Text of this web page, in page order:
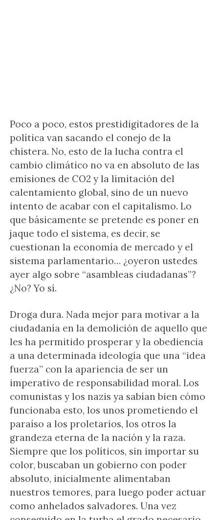
Poco a poco, estos prestidigitadores de la
política van sacando el conejo de la
chistera. No, esto de la lucha contra el
cambio climático no va en absoluto de las
emisiones de CO2 y la limitación del
calentamiento global, sino de un nuevo
intento de acabar con el capitalismo. Lo
que básicamente se pretende es poner en
jaque todo el sistema, es decir, se
cuestionan la economía de mercado y el
sistema parlamentario… ¿oyeron ustedes
ayer algo sobre “asambleas ciudadanas”?
¿No? Yo sí.
Droga dura. Nada mejor para motivar a la
ciudadanía en la demolición de aquello que
les ha permitido prosperar y la obediencia
a una determinada ideología que una “idea
fuerza” con la apariencia de ser un
imperativo de responsabilidad moral. Los
comunistas y los nazis ya sabían bien cómo
funcionaba esto, los unos prometiendo el
paraíso a los proletarios, los otros la
grandeza eterna de la nación y la raza.
Siempre que los políticos, sin importar su
color, buscaban un gobierno con poder
absoluto, inicialmente alimentaban
nuestros temores, para luego poder actuar
como anhelados salvadores. Una vez